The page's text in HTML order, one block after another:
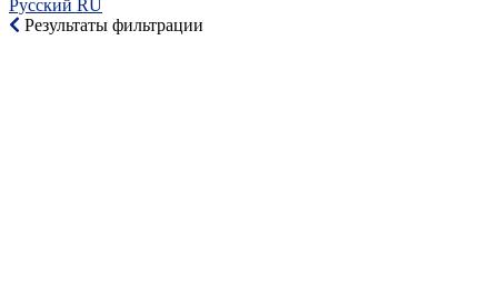
Русский RU‎
Результаты фильтрации